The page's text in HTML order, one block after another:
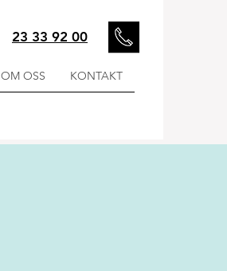
23 33 92 00
OM OSS KONTAKT